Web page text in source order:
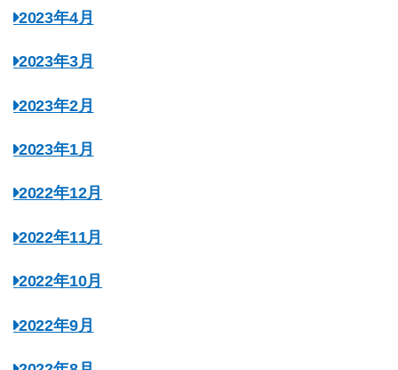
2023年4月
2023年3月
2023年2月
2023年1月
2022年12月
2022年11月
2022年10月
2022年9月